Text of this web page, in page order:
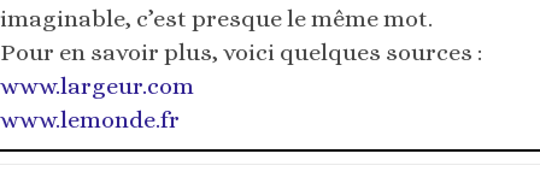
imaginable, c’est presque le même mot.
Pour en savoir plus, voici quelques sources :
www.largeur.com
www.lemonde.fr